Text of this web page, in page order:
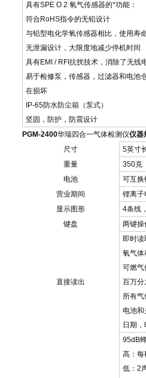
具有SPE O 2 氧气传感器的*功能：
符合RoHS指令的无铅设计
与铅型电化学氧传感器相比，使用寿
无泄漏设计，大限度地减少停机时间
具有EMI / RFI抗扰技术，消除了无线
易于检修泵，传感器，过滤器和电池
在损坏
IP-65防水防尘箱（泵式）
坚固，防护，防震设计
PGM-2400华瑞四合一气体检测仪仪器
尺寸
5英寸
重量
350克
电池
可互换
营业期间
锂离子
显示图形
4条线
键盘
两键操
直接读出
即时
氧气体
可燃气
百万分
所有
电池和
日期
95dB
高：每
低：2